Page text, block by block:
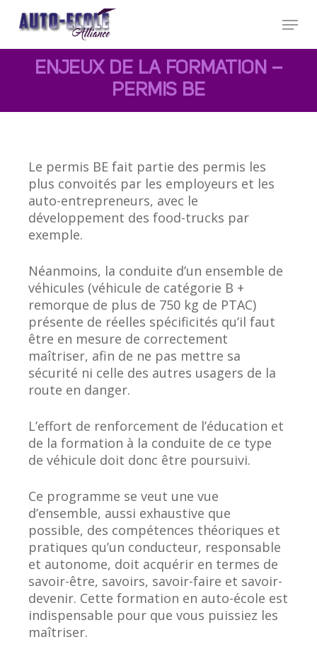
content
Menu
ENJEUX DE LA FORMATION –
PERMIS BE
Le permis BE fait partie des permis les
plus convoités par les employeurs et les
auto-entrepreneurs, avec le
développement des food-trucks par
exemple.
Néanmoins, la conduite d’un ensemble de
véhicules (véhicule de catégorie B +
remorque de plus de 750 kg de PTAC)
présente de réelles spécificités qu’il faut
être en mesure de correctement
maîtriser, afin de ne pas mettre sa
sécurité ni celle des autres usagers de la
route en danger.
L’effort de renforcement de l’éducation et
de la formation à la conduite de ce type
de véhicule doit donc être poursuivi.
Ce programme se veut une vue
d’ensemble, aussi exhaustive que
possible, des compétences théoriques et
pratiques qu’un conducteur, responsable
et autonome, doit acquérir en termes de
savoir-être, savoirs, savoir-faire et savoir-
devenir. Cette formation en auto-école est
indispensable pour que vous puissiez les
maîtriser.